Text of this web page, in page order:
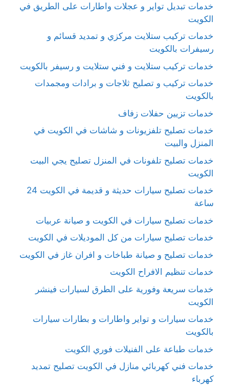
خدمات تبديل تواير و عجلات واطارات على الطريق في
الكويت
خدمات تركيب ستلايت مركزي و تمديد قسائم و
رسيفرات بالكويت
خدمات تركيب ستلايت و فني ستلايت و رسيفر بالكويت
خدمات تركيب و تصليح ثلاجات و برادات ومجمدات
بالكويت
خدمات تزيين حفلات زفاف
خدمات تصليح تلفزيونات و شاشات في الكويت في
المنزل والبيت
خدمات تصليح تلفونات في المنزل تصليح يجي البيت
الكويت
خدمات تصليح سيارات حديثة و قديمة في الكويت 24
ساعة
خدمات تصليح سيارات في الكويت و صيانة عربيات
خدمات تصليح سيارات من كل الموديلات في الكويت
خدمات تصليح و صيانة طباخات و افران غاز في الكويت
خدمات تنظيم الافراح الكويت
خدمات سريعة وفورية على الطرق لسيارات فينشر
الكويت
خدمات سيارات و تواير واطارات و بطارات سيارات
بالكويت
خدمات طباعة على الفنيلات فوري الكويت
خدمات فني كهربائي منازل في الكويت تصليح تمديد
كهرباء